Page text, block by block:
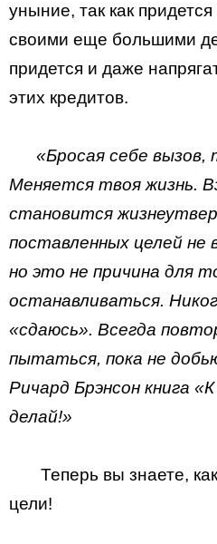
уныние, так как
своими еще большими
придется и даже
этих кредитов.
«Бросая себе
Меняется твоя жизнь.
становится
поставленных целей не
но это не причина для
останавливаться.
«сдаюсь». Всегда
пытаться, пока не
Ричард Брэнсон книга
делай!»
Теперь вы знаете,
цели!